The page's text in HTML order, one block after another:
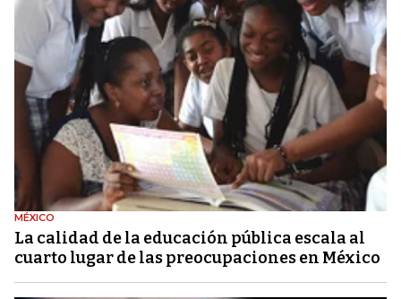
MÉXICO
La calidad de la educación pública escala al
cuarto lugar de las preocupaciones en México